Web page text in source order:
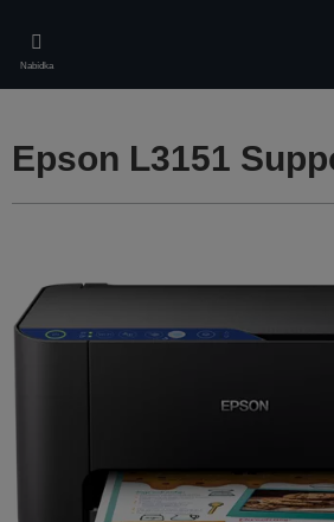
main
content
Nabídka
Epson L3151